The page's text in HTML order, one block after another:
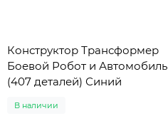
Конструктор Трансформер
Боевой Робот и Автомобиль
(407 деталей) Синий
В наличии